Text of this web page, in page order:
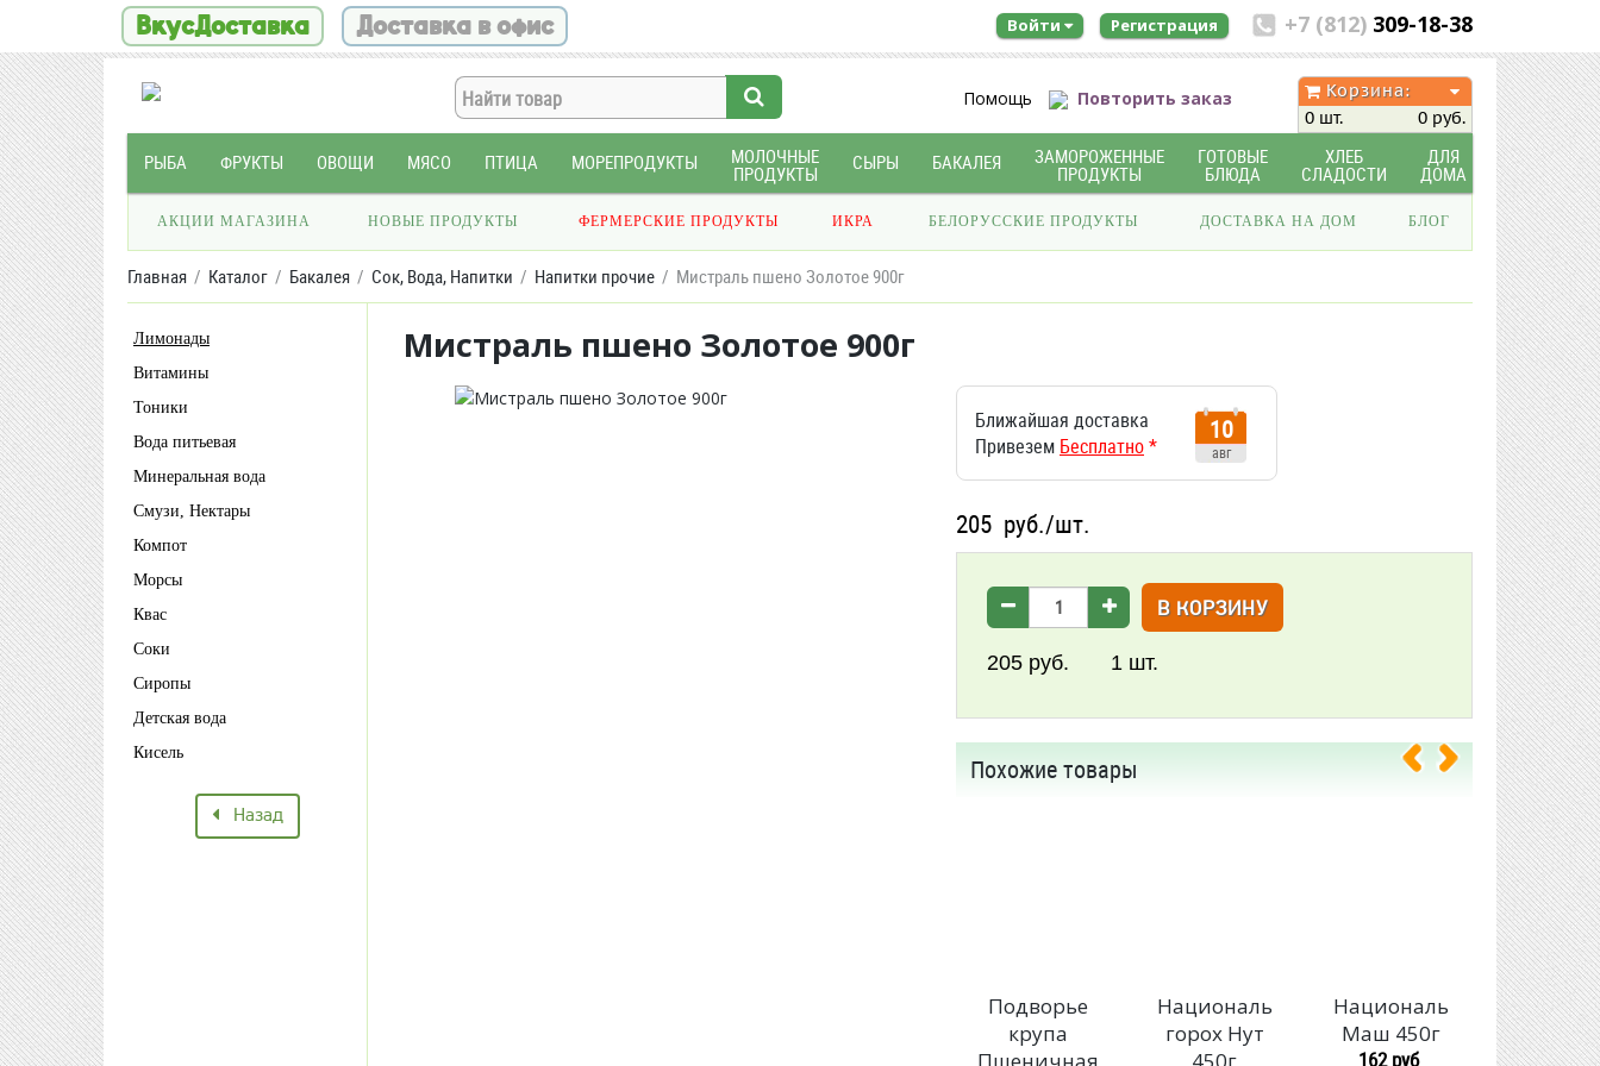
ВкусДоставка Доставка в офис +7 (812) 309-18-38
Войти Регистрация
Помощь Повторить заказ
Корзина:
0 шт.
0 руб.
РЫБА ФРУКТЫ ОВОЩИ МЯСО ПТИЦА МОРЕПРОДУКТЫ МОЛОЧНЫЕ
ПРОДУКТЫ
СЫРЫ БАКАЛЕЯ ЗАМОРОЖЕННЫЕ
ПРОДУКТЫ
ГОТОВЫЕ
БЛЮДА
ХЛЕБ
СЛАДОСТИ
ДЛЯ
ДОМА
АКЦИИ МАГАЗИНА НОВЫЕ ПРОДУКТЫ ФЕРМЕРСКИЕ ПРОДУКТЫ ИКРА БЕЛОРУССКИЕ ПРОДУКТЫ ДОСТАВКА НА ДОМ БЛОГ
Главная Каталог Бакалея Сок, Вода, Напитки Напитки прочие Мистраль пшено Золотое 900г
Лимонады
Витамины
Тоники
Вода питьевая
Минеральная вода
Смузи, Нектары
Компот
Морсы
Квас
Соки
Сиропы
Детская вода
Кисель
Назад
Мистраль пшено Золотое 900г
Ближайшая доставка
Привезем Бесплатно*
10
авг
205 руб./шт.
В КОРЗИНУ
205 руб. 1 шт.
Похожие товары
Подворье
крупа
Националь
горох Нут
Националь
Маш 450г
162 руб
крупа